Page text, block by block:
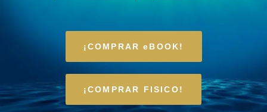
¡COMPRAR eBOOK!
¡COMPRAR FISICO!